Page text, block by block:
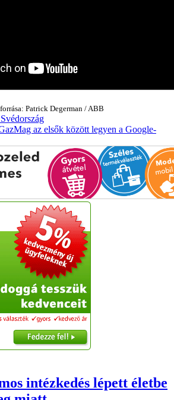
Patrick Degerman / ABB
Svédország
az elsők között legyen a Google-
intézkedés lépett életbe